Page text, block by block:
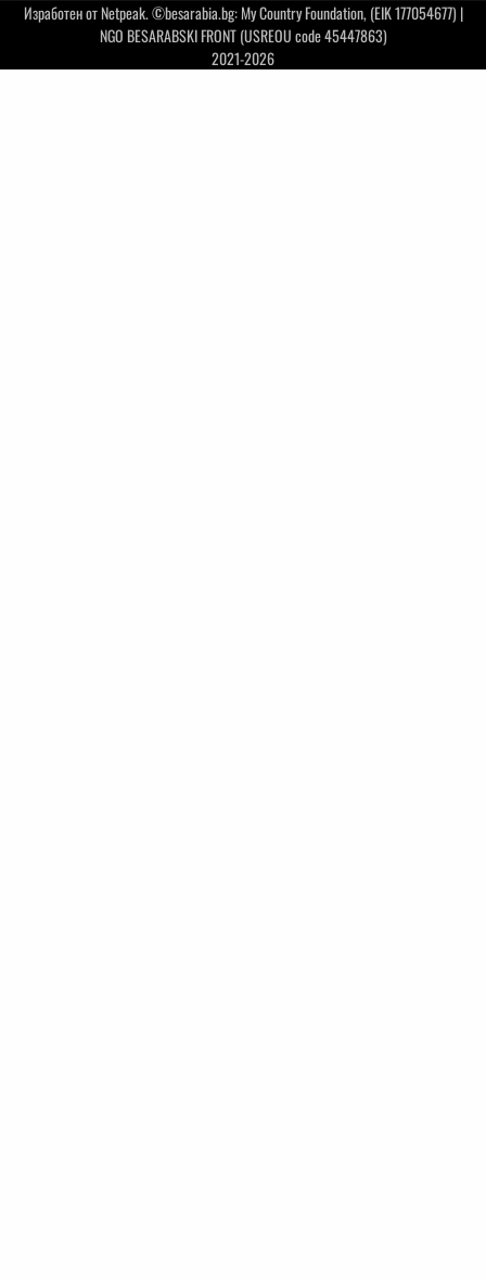
Изработен отNetpeak. ©besarabia.bg: My Country Foundation, (EIK 177054677) |
NGO BESARABSKI FRONT (USREOU code 45447863)
2021-2026